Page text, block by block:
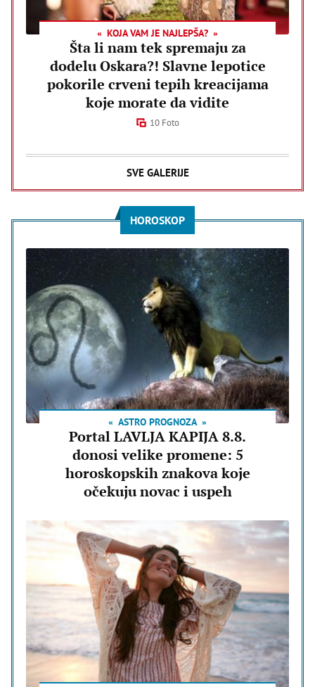
KOJA VAM JE NAJLEPŠA?
Šta li nam tek spremaju za
dodelu Oskara?! Slavne lepotice
pokorile crveni tepih kreacijama
koje morate da vidite
10 Foto
SVE GALERIJE
HOROSKOP
ASTRO PROGNOZA
Portal LAVLJA KAPIJA 8.8.
donosi velike promene: 5
horoskopskih znakova koje
očekuju novac i uspeh